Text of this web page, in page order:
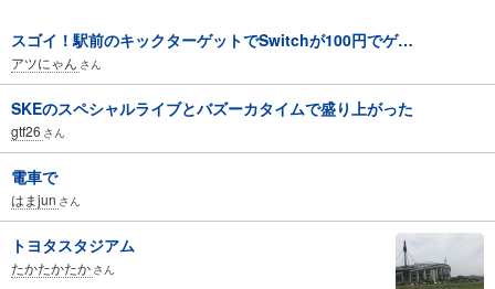
スゴイ！駅前のキックターゲットでSwitchが100円でゲ…
アツにゃん さん
SKEのスペシャルライブとバズーカタイムで盛り上がった
gtf26 さん
電車で
はまjun さん
トヨタスタジアム
たかたかたか さん